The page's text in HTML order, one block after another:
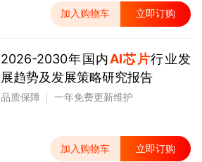
加入购物车 立即订购
2026-2030年国内AI芯片行业发
展趋势及发展策略研究报告
品质保障 一年免费更新维护
加入购物车 立即订购